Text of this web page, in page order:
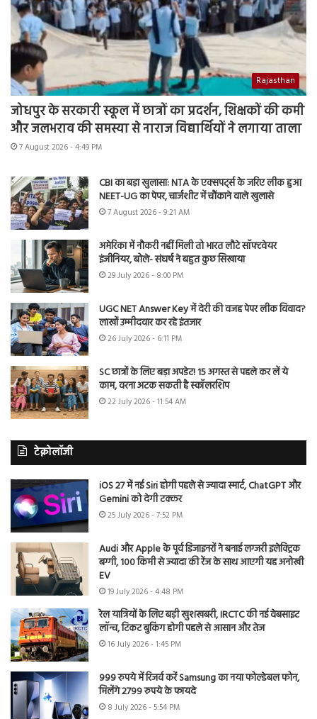
Rajasthan
जोधपुर के सरकारी स्कूल में छात्रों का प्रदर्शन, शिक्षकों की कमी
और जलभराव की समस्या से नाराज विद्यार्थियों ने लगाया ताला
7 August 2026 - 4:49 PM
CBI का बड़ा खुलासा: NTA के एक्सपर्ट्स के जरिए लीक हुआ
NEET-UG का पेपर, चार्जशीट में चौंकाने वाले खुलासे
7 August 2026 - 9:21 AM
अमेरिका में नौकरी नहीं मिली तो भारत लौटे सॉफ्टवेयर
इंजीनियर, बोले- संघर्ष ने बहुत कुछ सिखाया
29 July 2026 - 8:00 PM
UGC NET Answer Key में देरी की वजह पेपर लीक विवाद?
लाखों उम्मीदवार कर रहे इंतजार
26 July 2026 - 6:11 PM
SC छात्रों के लिए बड़ा अपडेट! 15 अगस्त से पहले कर लें ये
काम, वरना अटक सकती है स्कॉलरशिप
22 July 2026 - 11:54 AM
टेक्नोलॉजी
iOS 27 में नई Siri होगी पहले से ज्यादा स्मार्ट, ChatGPT और
Gemini को देगी टक्कर
25 July 2026 - 7:52 PM
Audi और Apple के पूर्व डिजाइनरों ने बनाई लग्जरी इलेक्ट्रिक
बग्गी, 100 किमी से ज्यादा की रेंज के साथ आएगी यह अनोखी
EV
19 July 2026 - 4:48 PM
रेल यात्रियों के लिए बड़ी खुशखबरी, IRCTC की नई वेबसाइट
लॉन्च, टिकट बुकिंग होगी पहले से आसान और तेज
16 July 2026 - 1:45 PM
999 रुपये में रिजर्व करें Samsung का नया फोल्डेबल फोन,
मिलेंगे 2799 रुपये के फायदे
8 July 2026 - 5:54 PM